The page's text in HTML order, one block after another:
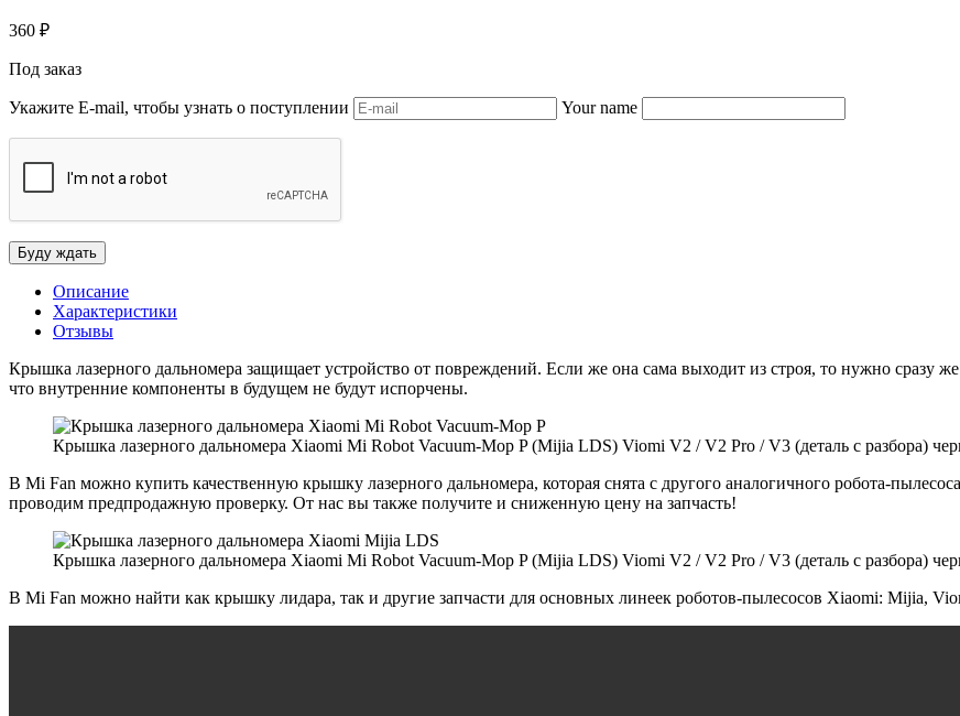
360 ₽
Под заказ
Укажите E-mail, чтобы узнать о поступлении Your name
Описание
Характеристики
Отзывы
Крышка лазерного дальномера защищает устройство от повреждений. Если же она сама выходит из строя, то нужно сразу
что внутренние компоненты в будущем не будут испорчены.
Крышка лазерного дальномера Xiaomi Mi Robot Vacuum-Mop P (Mijia LDS) Viomi V2 / V2 Pro / V3 (деталь с разбора)
В Mi Fan можно купить качественную крышку лазерного дальномера, которая снята с другого аналогичного робота-
проводим предпродажную проверку. От нас вы также получите и сниженную цену на запчасть!
Крышка лазерного дальномера Xiaomi Mi Robot Vacuum-Mop P (Mijia LDS) Viomi V2 / V2 Pro / V3 (деталь с разбора)
В Mi Fan можно найти как крышку лидара, так и другие запчасти для основных линеек роботов-пылесосов Xiaomi: Mijia,